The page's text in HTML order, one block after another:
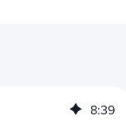
8:39